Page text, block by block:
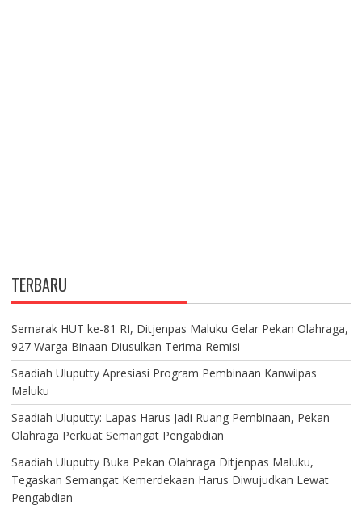
TERBARU
Semarak HUT ke-81 RI, Ditjenpas Maluku Gelar Pekan Olahraga,
927 Warga Binaan Diusulkan Terima Remisi
Saadiah Uluputty Apresiasi Program Pembinaan Kanwilpas
Maluku
Saadiah Uluputty: Lapas Harus Jadi Ruang Pembinaan, Pekan
Olahraga Perkuat Semangat Pengabdian
Saadiah Uluputty Buka Pekan Olahraga Ditjenpas Maluku,
Tegaskan Semangat Kemerdekaan Harus Diwujudkan Lewat
Pengabdian